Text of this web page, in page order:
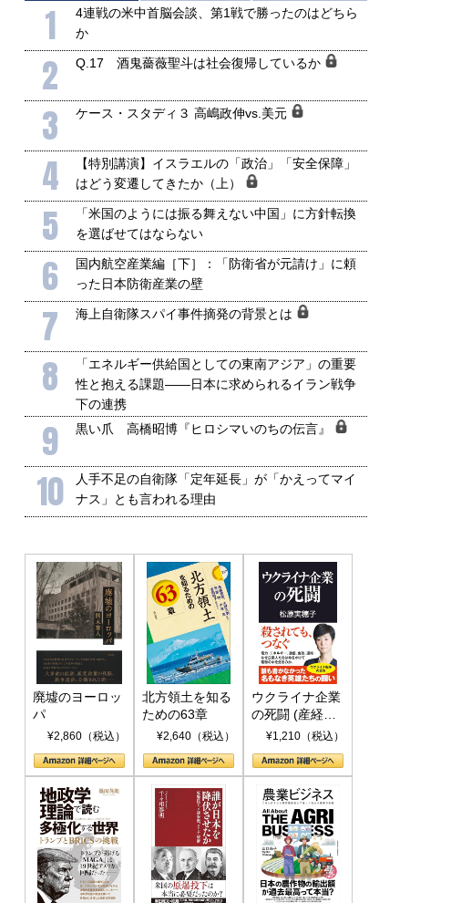
1
4連戦の米中首脳会談、第1戦で勝ったのはどちら
か
2 Q.17 酒鬼薔薇聖斗は社会復帰しているか
3 ケース・スタディ３ 高嶋政伸vs.美元
4
【特別講演】イスラエルの「政治」「安全保障」
はどう変遷してきたか（上）
5
「米国のようには振る舞えない中国」に方針転換
を選ばせてはならない
6
国内航空産業編［下］：「防衛省が元請け」に頼
った日本防衛産業の壁
7 海上自衛隊スパイ事件摘発の背景とは
8
「エネルギー供給国としての東南アジア」の重要
性と抱える課題――日本に求められるイラン戦争
下の連携
9 黒い爪 高橋昭博『ヒロシマいのちの伝言』
10
人手不足の自衛隊「定年延長」が「かえってマイ
ナス」とも言われる理由
廃墟のヨーロッ
パ
¥2,860（税込）
北方領土を知る
ための63章
¥2,640（税込）
ウクライナ企業
の死闘 (産経セ
レクト S 039)
¥1,210（税込）